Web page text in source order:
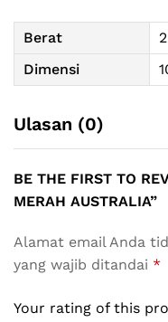
Berat
Dimensi
Ulasan (0)
BE THE FIRST TO
MERAH AUSTRALIA”
Alamat email Anda
yang wajib ditandai *
Your rating of this